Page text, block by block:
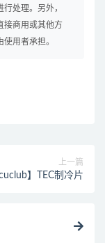
处理。另外，
接商用或其他方
用者承担。
上一篇
】TEC制冷片